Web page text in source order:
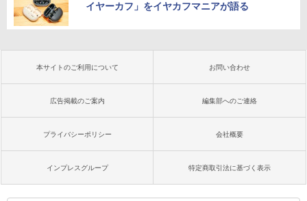
イヤーカフ」をイヤカフマニアが語る
本サイトのご利用について お問い合わせ
広告掲載のご案内 編集部へのご連絡
プライバシーポリシー 会社概要
インプレスグループ 特定商取引法に基づく表示